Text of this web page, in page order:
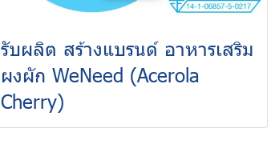
รับผลิต สร้างแบรนด์ อาหารเสริม
ผงผัก WeNeed (Acerola
Cherry)